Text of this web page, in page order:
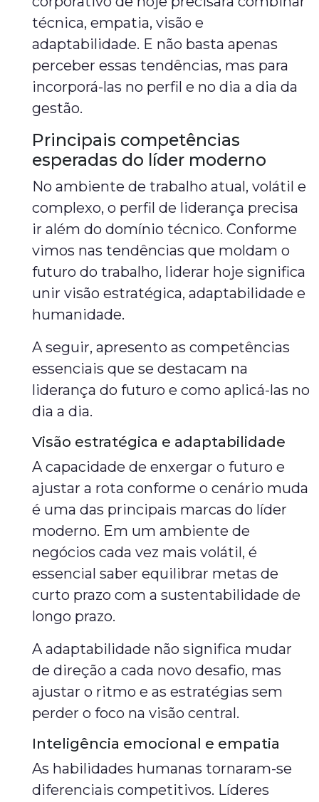
técnica, empatia, visão e
adaptabilidade. E não basta apenas
perceber essas tendências, mas para
incorporá-las no perfil e no dia a dia da
gestão.
Principais competências
esperadas do líder moderno
No ambiente de trabalho atual, volátil e
complexo, o perfil de liderança precisa
ir além do domínio técnico. Conforme
vimos nas tendências que moldam o
futuro do trabalho, liderar hoje significa
unir visão estratégica, adaptabilidade e
humanidade.
A seguir, apresento as competências
essenciais que se destacam na
liderança do futuro e como aplicá-las no
dia a dia.
Visão estratégica e adaptabilidade
A capacidade de enxergar o futuro e
ajustar a rota conforme o cenário muda
é uma das principais marcas do líder
moderno. Em um ambiente de
negócios cada vez mais volátil, é
essencial saber equilibrar metas de
curto prazo com a sustentabilidade de
longo prazo.
A adaptabilidade não significa mudar
de direção a cada novo desafio, mas
ajustar o ritmo e as estratégias sem
perder o foco na visão central.
Inteligência emocional e empatia
As habilidades humanas tornaram-se
diferenciais competitivos. Líderes